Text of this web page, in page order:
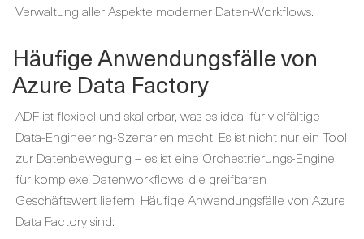
Verwaltung aller Aspekte moderner Daten-Workflows.
Häufige Anwendungsfälle von
Azure Data Factory
ADF ist flexibel und skalierbar, was es ideal für vielfältige
Data-Engineering-Szenarien macht. Es ist nicht nur ein Tool
zur Datenbewegung – es ist eine Orchestrierungs-Engine
für komplexe Datenworkflows, die greifbaren
Geschäftswert liefern. Häufige Anwendungsfälle von Azure
Data Factory sind: